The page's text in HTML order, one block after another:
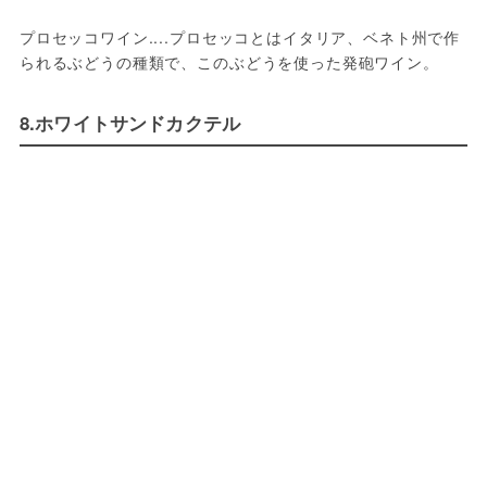
プロセッコワイン....プロセッコとはイタリア、ベネト州で作
られるぶどうの種類で、このぶどうを使った発砲ワイン。
8.ホワイトサンドカクテル